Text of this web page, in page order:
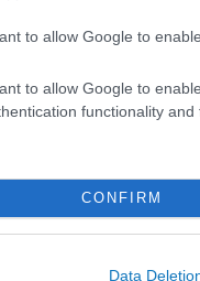
to allow Google to
to allow Google to
functionality
CONFIRM
Data